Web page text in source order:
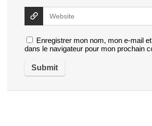
Enregistrer mon nom, mon e-mail
dans le navigateur pour mon prochain